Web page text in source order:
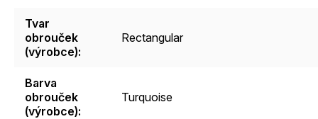
Tvar
obrouček
(výrobce):
Rectangular
Barva
obrouček
(výrobce):
Turquoise